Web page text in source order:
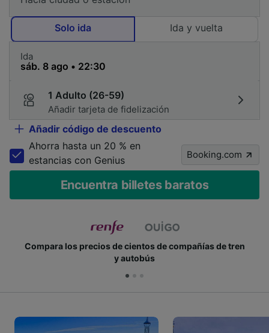
Solo ida Ida y vuelta
Ida
1 Adulto (26-59)
Añadir tarjeta de fidelización
Añadir código de descuento
Ahorra hasta un 20 % en
estancias con Genius
Booking.com
Encuentra billetes baratos
Compara los precios de cientos de compañías de tren
y autobús